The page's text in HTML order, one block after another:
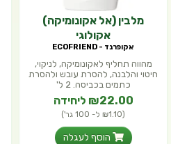
מלבין (אל אקונומיקה)
אקולוגי
אקופרנד - ECOFRIEND
מהווה תחליף לאקונומיקה, לניקוי,
חיטוי והלבנה, להסרת עובש ולהסרת
כתמים בכביסה. 2 ל'
₪22.00 ליחידה
(₪1.10 ל- 100 גר')
הוסף לעגלה